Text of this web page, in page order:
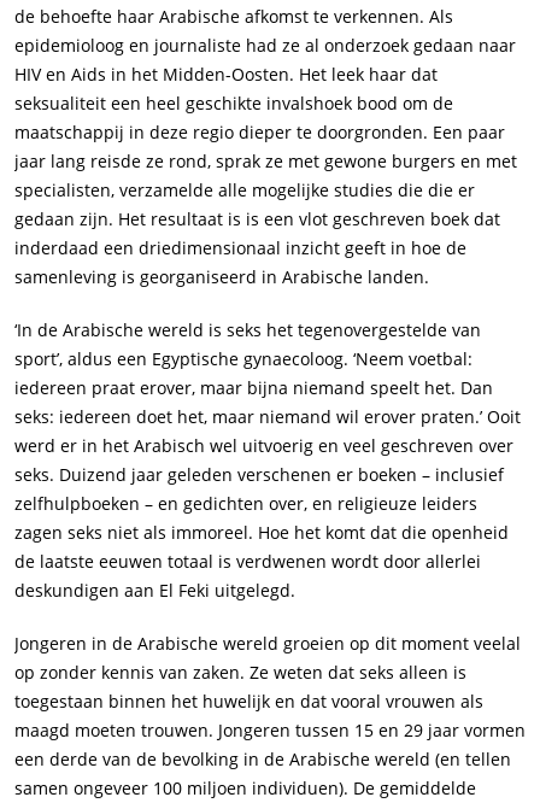
de behoefte haar Arabische afkomst te verkennen. Als
epidemioloog en journaliste had ze al onderzoek gedaan naar
HIV en Aids in het Midden-Oosten. Het leek haar dat
seksualiteit een heel geschikte invalshoek bood om de
maatschappij in deze regio dieper te doorgronden. Een paar
jaar lang reisde ze rond, sprak ze met gewone burgers en met
specialisten, verzamelde alle mogelijke studies die die er
gedaan zijn. Het resultaat is is een vlot geschreven boek dat
inderdaad een driedimensionaal inzicht geeft in hoe de
samenleving is georganiseerd in Arabische landen.
‘In de Arabische wereld is seks het tegenovergestelde van
sport’, aldus een Egyptische gynaecoloog. ‘Neem voetbal:
iedereen praat erover, maar bijna niemand speelt het. Dan
seks: iedereen doet het, maar niemand wil erover praten.’ Ooit
werd er in het Arabisch wel uitvoerig en veel geschreven over
seks. Duizend jaar geleden verschenen er boeken – inclusief
zelfhulpboeken – en gedichten over, en religieuze leiders
zagen seks niet als immoreel. Hoe het komt dat die openheid
de laatste eeuwen totaal is verdwenen wordt door allerlei
deskundigen aan El Feki uitgelegd.
Jongeren in de Arabische wereld groeien op dit moment veelal
op zonder kennis van zaken. Ze weten dat seks alleen is
toegestaan binnen het huwelijk en dat vooral vrouwen als
maagd moeten trouwen. Jongeren tussen 15 en 29 jaar vormen
een derde van de bevolking in de Arabische wereld (en tellen
samen ongeveer 100 miljoen individuen). De gemiddelde